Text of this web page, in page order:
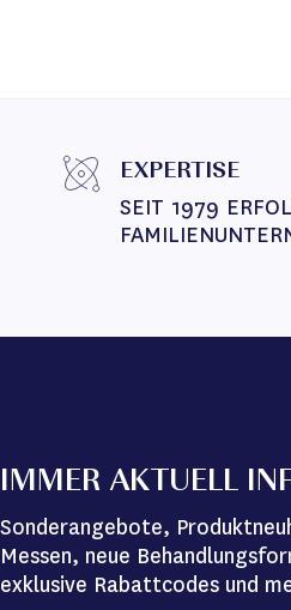
EXPERTISE
SEIT 1979
IMMER AKTUELL
Sonderangebote,
Messen, neue
exklusive Rabattcodes und